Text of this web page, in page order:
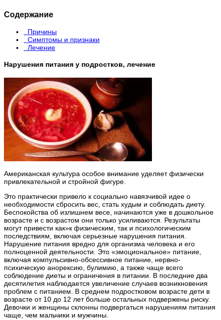
Содержание
Причины
Симптомы и признаки
Лечение
Нарушения питания у подростков, лечение
Американская культура особое внимание уделяет физически
привлекательной и стройной фигуре.
Это практически привело к социально навязчивой идее о
необходимости сбросить вес, стать худым и соблюдать диету.
Беспокойства об излишнем весе, начинаются уже в дошкольное
возрасте и с возрастом они только усиливаются. Результаты
могут привести как»к физическим, так и психологическим
последствиям, включая серьезные нарушения питания.
Нарушение питания вредно для организма человека и его
полноценной деятельности. Это «эмоциональное» питание,
включая компульсивно-обсессивное питание, нервно-
психическую анорексию, булимию, а также чаще всего
соблюдение диеты и ограничения в питании. В последние два
десятилетия наблюдается увеличение случаев возникновения
проблем с питанием. В среднем подростковом возрасте дети в
возрасте от 10 до 12 лет больше остальных подвержены риску.
Девочки и женщины склонны подвергаться нарушениям питания
чаще, чем мальчики и мужчины.